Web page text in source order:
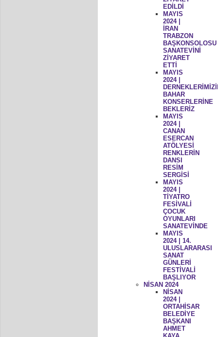
EDİLDİ
MAYIS
2024 |
İRAN
TRABZON
BAŞKONSOLOSU
SANATEVİNİ
ZİYARET
ETTİ
MAYIS
2024 |
BAHAR
KONSERLERİNE
BEKLERİZ
MAYIS
2024 |
CANAN
ESERCAN
ATÖLYESİ
RENKLERİN
DANSI
RESİM
SERGİSİ
MAYIS
2024 |
TİYATRO
FESİVALİ
ÇOCUK
OYUNLARI
SANATEVİNDE
MAYIS
2024 | 14.
ULUSLARARASI
SANAT
GÜNLERİ
FESTİVALİ
BAŞLIYOR
NİSAN 2024
NİSAN
2024 |
ORTAHİSAR
BELEDİYE
BAŞKANI
AHMET